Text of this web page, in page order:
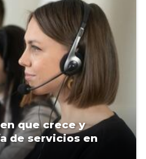
que crece y
de servicios en